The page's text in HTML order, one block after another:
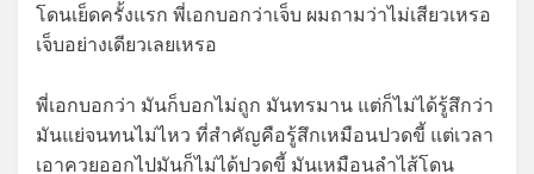
โดนเย็ดครั้งแรก พี่เอกบอกว่าเจ็บ ผมถามว่าไม่เสียวเหรอ
เจ็บอย่างเดียวเลยเหรอ
พี่เอกบอกว่า มันก็บอกไม่ถูก มันทรมาน แต่ก็ไม่ได้รู้สึกว่า
มันแย่จนทนไม่ไหว ที่สำคัญคือรู้สึกเหมือนปวดขี้ แต่เวลา
เอาควยออกไปมันก็ไม่ได้ปวดขี้ มันเหมือนลำไส้โดน